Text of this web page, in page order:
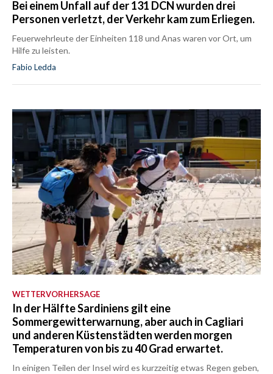
Bei einem Unfall auf der 131 DCN wurden drei
Personen verletzt, der Verkehr kam zum Erliegen.
Feuerwehrleute der Einheiten 118 und Anas waren vor Ort, um
Hilfe zu leisten.
Fabio Ledda
WETTERVORHERSAGE
In der Hälfte Sardiniens gilt eine
Sommergewitterwarnung, aber auch in Cagliari
und anderen Küstenstädten werden morgen
Temperaturen von bis zu 40 Grad erwartet.
In einigen Teilen der Insel wird es kurzzeitig etwas Regen geben,